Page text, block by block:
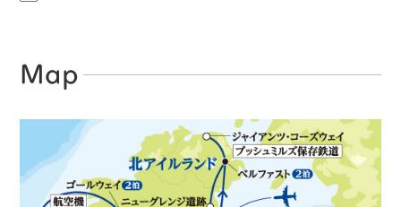
Map